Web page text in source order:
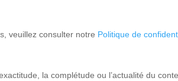
veuillez consulter notre Politique de
la complétude ou l’actualité du